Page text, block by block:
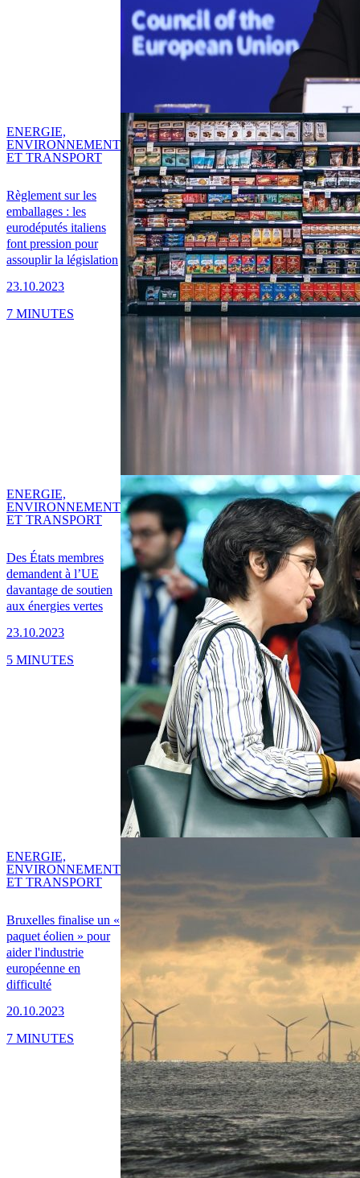
Règlement sur les
emballages : les
eurodéputés italiens
font pression pour
assouplir la législation
23.10.2023
ENERGIE,
ENVIRONNEMENT
ET TRANSPORT
7 MINUTES
Des États membres
demandent à l’UE
davantage de soutien
aux énergies vertes
23.10.2023
ENERGIE,
ENVIRONNEMENT
ET TRANSPORT
5 MINUTES
Bruxelles finalise un «
paquet éolien » pour
aider l'industrie
européenne en
difficulté
20.10.2023
ENERGIE,
ENVIRONNEMENT
ET TRANSPORT
7 MINUTES